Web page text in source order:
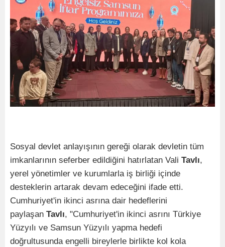
Sosyal devlet anlayışının gereği olarak devletin tüm
imkanlarının seferber edildiğini hatırlatan Vali Tavlı,
yerel yönetimler ve kurumlarla iş birliği içinde
desteklerin artarak devam edeceğini ifade etti.
Cumhuriyet'in ikinci asrına dair hedeflerini
paylaşan Tavlı, "Cumhuriyet'in ikinci asrını Türkiye
Yüzyılı ve Samsun Yüzyılı yapma hedefi
doğrultusunda engelli bireylerle birlikte kol kola